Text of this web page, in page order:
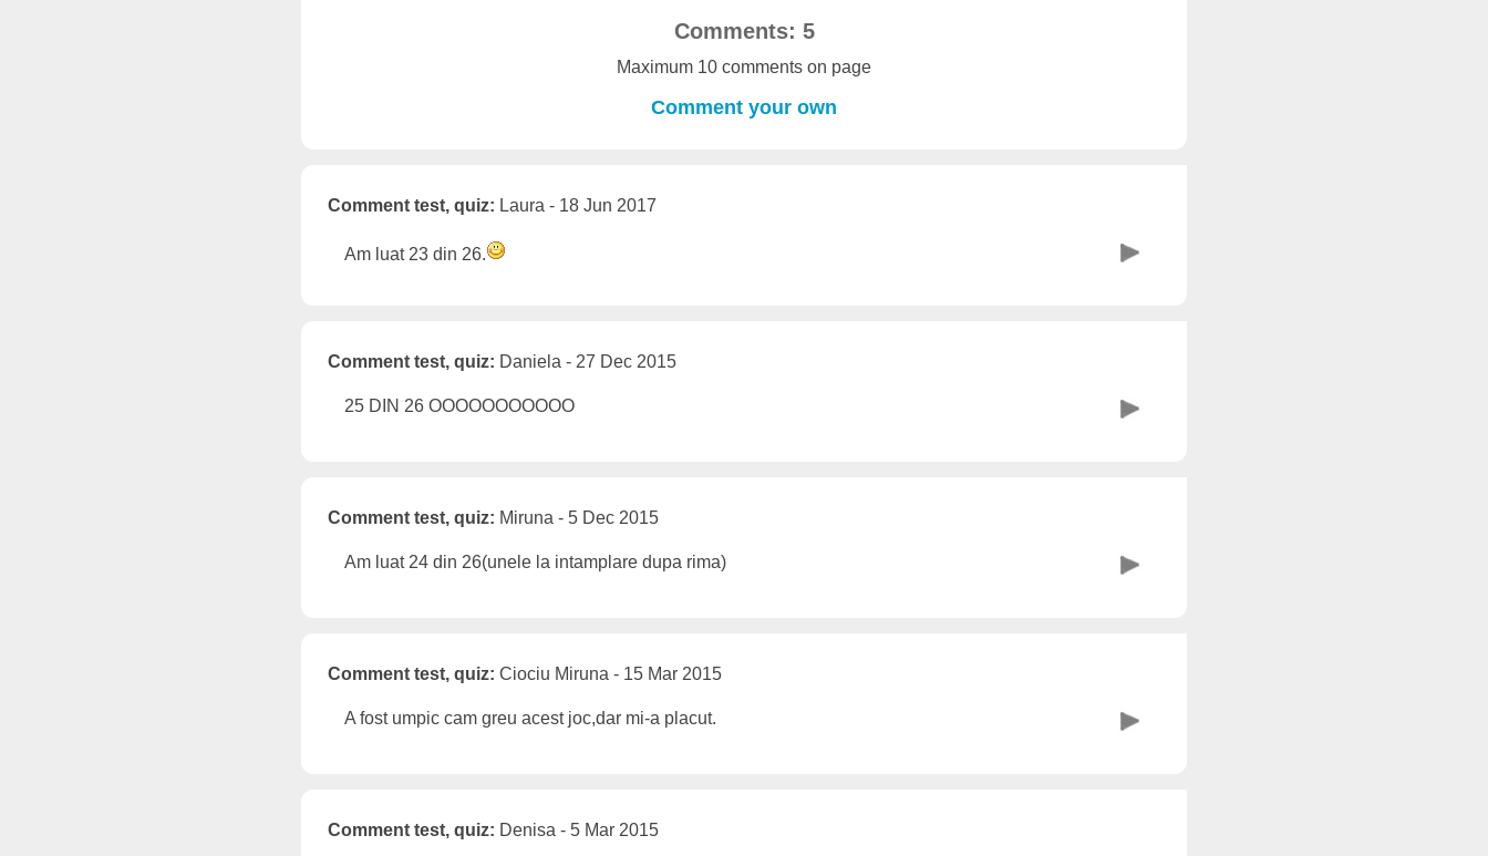
Comments: 5
Maximum 10 comments on page
Comment your own
Comment test, quiz: Laura - 18 Jun 2017
Am luat 23 din 26.
Comment test, quiz: Daniela - 27 Dec 2015
25 DIN 26 OOOOOOOOOOO
Comment test, quiz: Miruna - 5 Dec 2015
Am luat 24 din 26(unele la intamplare dupa rima)
Comment test, quiz: Ciociu Miruna - 15 Mar 2015
A fost umpic cam greu acest joc,dar mi-a placut.
Comment test, quiz: Denisa - 5 Mar 2015